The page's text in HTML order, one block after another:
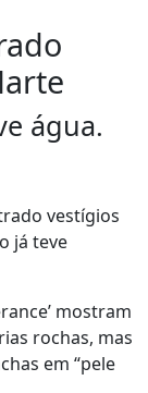
água.
vestígios
já teve
mostram
rochas, mas
em “pele